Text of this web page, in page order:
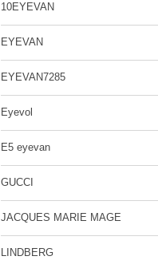
10EYEVAN
EYEVAN
EYEVAN7285
Eyevol
E5 eyevan
GUCCI
JACQUES MARIE MAGE
LINDBERG